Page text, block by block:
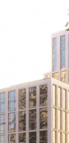
помещение
PRIDE от
- Высокие
- 90,36 кВТ
улицы буду...